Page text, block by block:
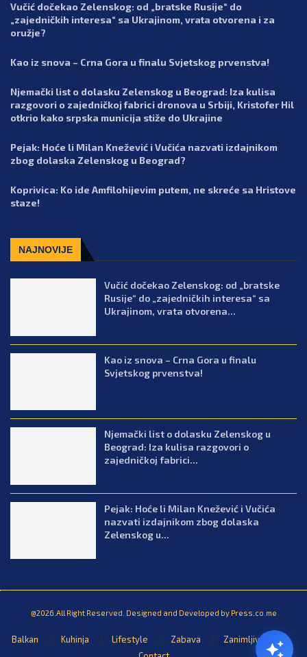
Vučić dočekao Zelenskog: od „bratske Rusije“ do
„zajedničkih interesa“ sa Ukrajinom, vrata otvorena i za
oružje?
Kao iz snova – Crna Gora u finalu Svjetskog prvenstva!
Njemački list o dolasku Zelenskog u Beograd: Iza kulisa
razgovori o zajedničkoj fabrici dronova u Srbiji, Kristofer Hil
otkrio kako srpska municija stiže do Ukrajine
Pejak: Hoće li Milan Knežević i Vučića nazvati izdajnikom
zbog dolaska Zelenskog u Beograd?
Koprivica: Ko ide Amfilohijevim putem, ne skreće sa Hristove
staze!
NAJNOVIJE
Vučić dočekao Zelenskog: od „bratske
Rusije“ do „zajedničkih interesa“ sa
Ukrajinom, vrata otvorena...
Kao iz snova – Crna Gora u finalu
Svjetskog prvenstva!
Njemački list o dolasku Zelenskog u
Beograd: Iza kulisa razgovori o
zajedničkoj fabrici...
Pejak: Hoće li Milan Knežević i Vučića
nazvati izdajnikom zbog dolaska
Zelenskog u...
@2026.All Right Reserved. Designed and Developed by Press.co.me
Balkan Kuhinja Lifestyle Zabava
Zanimljivosti